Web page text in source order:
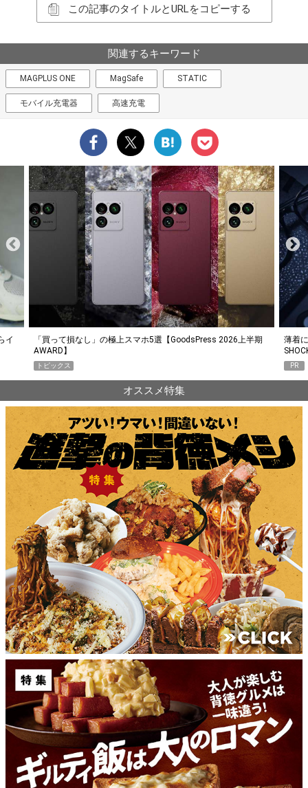
この記事のタイトルとURLをコピーする
関連するキーワード
MAGPLUS ONE MagSafe STATIC
モバイル充電器 高速充電
イ
「買って損なし」の極上スマホ5選【GoodsPress 2026上半期
AWARD】
トピックス
薄着
PR
オススメ特集